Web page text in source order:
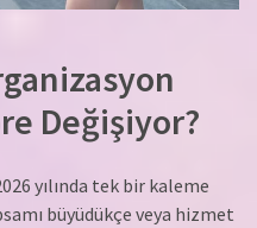
Değişiyor?
yılında tek bir kaleme
büyüdükçe veya hizmet